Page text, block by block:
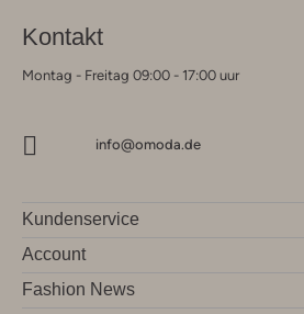
Kontakt
Montag - Freitag 09:00 - 17:00 uur
info@omoda.de
Kundenservice
Account
Fashion News